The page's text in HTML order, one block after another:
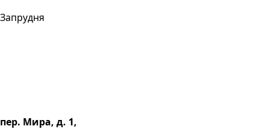
Запрудня
пер. Мира, д. 1,